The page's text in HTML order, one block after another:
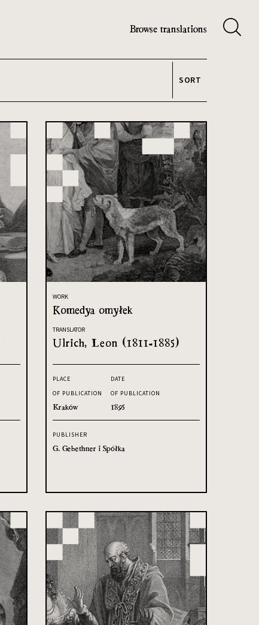
Browse translations
SORT
WORK
Komedya omyłek
TRANSLATOR
Ulrich, Leon (1811-1885)
PLACE
OF PUBLICATION
Kraków
DATE
OF PUBLICATION
1895
PUBLISHER
G. Gebethner i Spółka